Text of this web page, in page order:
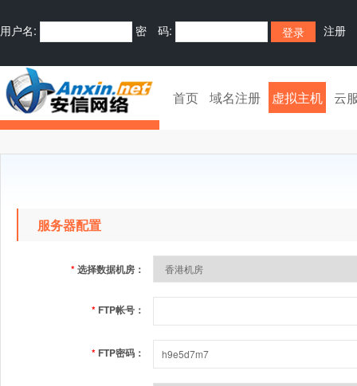
用户名: 密 码: 注册
首页 域名注册 虚拟主机 云
服务器配置
*选择数据机房：
* FTP帐号：
* FTP密码：